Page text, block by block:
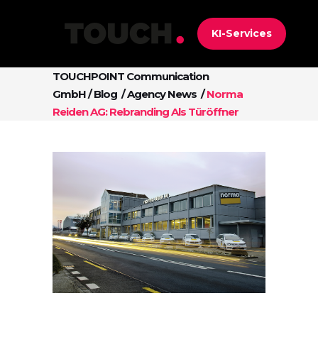
KI-Services
TOUCHPOINT Communication
GmbH/Blog /Agency News /Norma
Reiden AG: Rebranding Als Türöffner